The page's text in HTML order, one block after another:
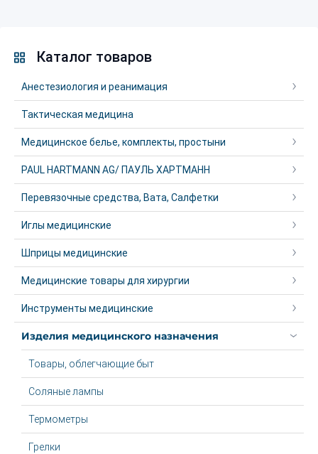
Каталог товаров
Анестезиология и реанимация
Тактическая медицина
Медицинское белье, комплекты, простыни
PAUL HARTMANN AG/ ПАУЛЬ ХАРТМАНН
Перевязочные средства, Вата, Салфетки
Иглы медицинские
Шприцы медицинские
Медицинские товары для хирургии
Инструменты медицинские
Изделия медицинского назначения
Товары, облегчающие быт
Соляные лампы
Термометры
Грелки